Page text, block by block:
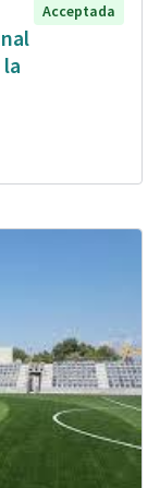
Acceptada